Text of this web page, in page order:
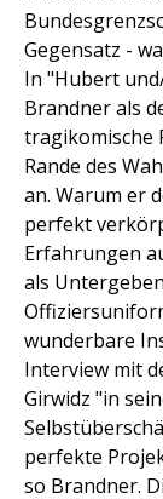
Gegensatz -
In "Hubert
Brandner als
tragikomische
Rande des
an. Warum er
perfekt
Erfahrungen
als
wunderbare
Interview mit
Girwidz "in
perfekte
so Brandner.